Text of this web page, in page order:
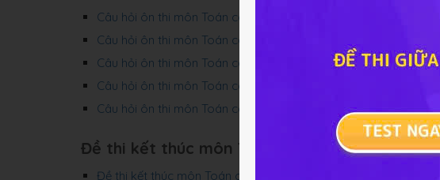
Câu hỏi ôn thi môn Toán cao cấp - Chương 1
Câu hỏi ôn thi môn Toán cao cấp - Chương 2
Câu hỏi ôn thi môn Toán cao cấp - Chương 3
Câu hỏi ôn thi môn Toán cao cấp - Chương 4
Câu hỏi ôn thi môn Toán cao cấp - Chương 5
Đề thi kết thúc môn Toán cao cấp
Đề thi kết thúc môn Toán cao cấp - Đề 1